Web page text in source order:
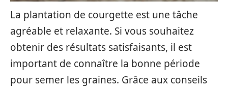
La plantation de courgette est une tâche
agréable et relaxante. Si vous souhaitez
obtenir des résultats satisfaisants, il est
important de connaître la bonne période
pour semer les graines. Grâce aux conseils